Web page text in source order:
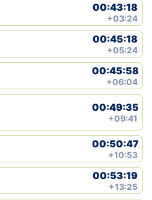
00:43:18
+03:24
00:45:18
+05:24
00:45:58
+06:04
00:49:35
+09:41
00:50:47
+10:53
00:53:19
+13:25